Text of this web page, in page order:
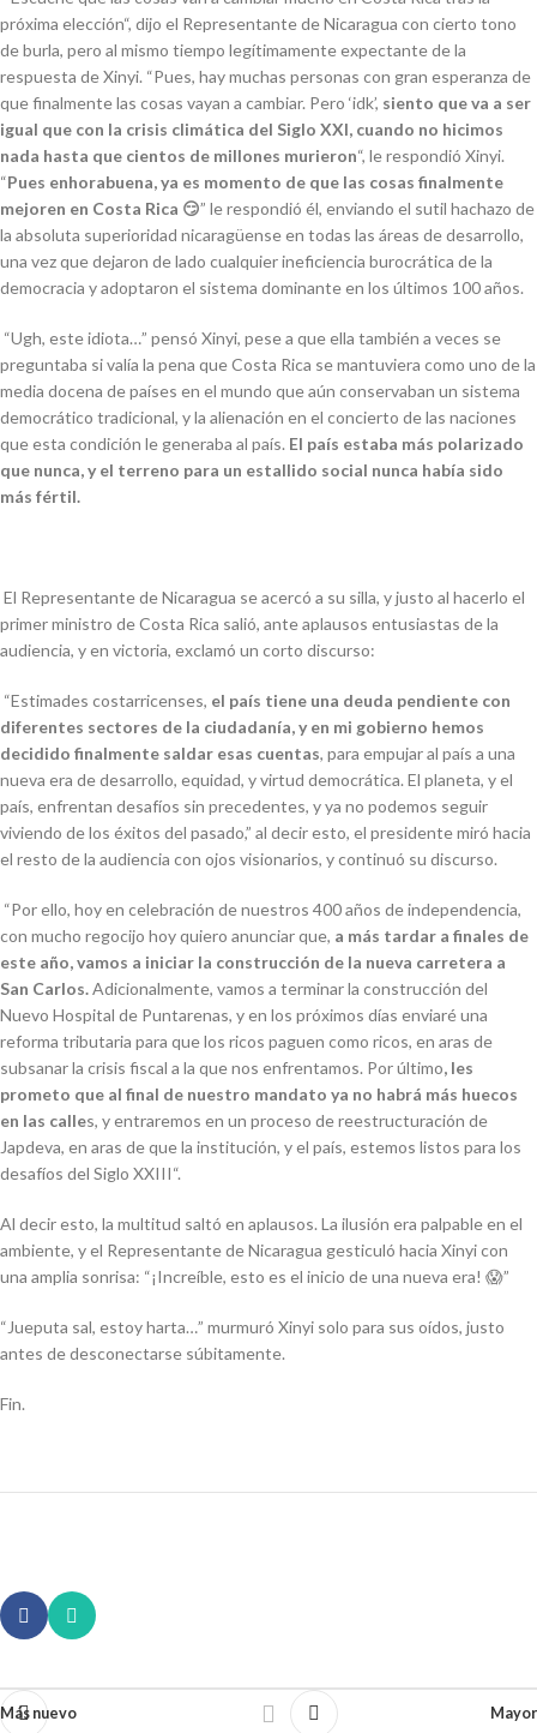
próxima elección“, dijo el Representante de Nicaragua con cierto tono
de burla, pero al mismo tiempo legítimamente expectante de la
respuesta de Xinyi. “Pues, hay muchas personas con gran esperanza de
que finalmente las cosas vayan a cambiar. Pero ‘idk’, siento que va a ser
igual que con la crisis climática del Siglo XXI, cuando no hicimos
nada hasta que cientos de millones murieron“, le respondió Xinyi.
“Pues enhorabuena, ya es momento de que las cosas finalmente
mejoren en Costa Rica 😏” le respondió él, enviando el sutil hachazo de
la absoluta superioridad nicaragüense en todas las áreas de desarrollo,
una vez que dejaron de lado cualquier ineficiencia burocrática de la
democracia y adoptaron el sistema dominante en los últimos 100 años.
“Ugh, este idiota…” pensó Xinyi, pese a que ella también a veces se
preguntaba si valía la pena que Costa Rica se mantuviera como uno de la
media docena de países en el mundo que aún conservaban un sistema
democrático tradicional, y la alienación en el concierto de las naciones
que esta condición le generaba al país. El país estaba más polarizado
que nunca, y el terreno para un estallido social nunca había sido
más fértil.
El Representante de Nicaragua se acercó a su silla, y justo al hacerlo el
primer ministro de Costa Rica salió, ante aplausos entusiastas de la
audiencia, y en victoria, exclamó un corto discurso:
“Estimades costarricenses, el país tiene una deuda pendiente con
diferentes sectores de la ciudadanía, y en mi gobierno hemos
decidido finalmente saldar esas cuentas, para empujar al país a una
nueva era de desarrollo, equidad, y virtud democrática. El planeta, y el
país, enfrentan desafíos sin precedentes, y ya no podemos seguir
viviendo de los éxitos del pasado,” al decir esto, el presidente miró hacia
el resto de la audiencia con ojos visionarios, y continuó su discurso.
“Por ello, hoy en celebración de nuestros 400 años de independencia,
con mucho regocijo hoy quiero anunciar que, a más tardar a finales de
este año, vamos a iniciar la construcción de la nueva carretera a
San Carlos.Adicionalmente, vamos a terminar la construcción del
Nuevo Hospital de Puntarenas, y en los próximos días enviaré una
reforma tributaria para que los ricos paguen como ricos, en aras de
subsanar la crisis fiscal a la que nos enfrentamos. Por último, les
prometo que al final de nuestro mandato ya no habrá más huecos
en las calles, y entraremos en un proceso de reestructuración de
Japdeva, en aras de que la institución, y el país, estemos listos para los
desafíos del Siglo XXIII“.
Al decir esto, la multitud saltó en aplausos. La ilusión era palpable en el
ambiente, y el Representante de Nicaragua gesticuló hacia Xinyi con
una amplia sonrisa: “¡Increíble, esto es el inicio de una nueva era! 😱”
“Jueputa sal, estoy harta…” murmuró Xinyi solo para sus oídos, justo
antes de desconectarse súbitamente.
Fin.
Más nuevo Mayor